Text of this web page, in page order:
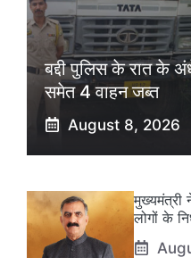
बद्दी पुलिस के रात के
समेत 4 वाहन जब्त
August 8, 2026
मुख्यमंत्री
लोगों के